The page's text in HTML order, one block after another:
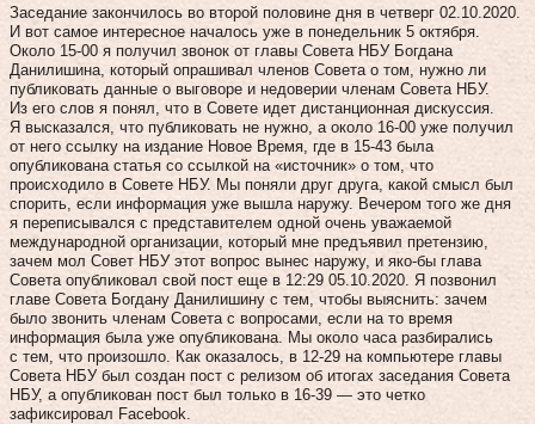
Заседание закончилось во второй половине дня в четверг 02.10.2020.
И вот самое интересное началось уже в понедельник 5 октября.
Около 15-00 я получил звонок от главы Совета НБУ Богдана
Данилишина, который опрашивал членов Совета о том, нужно ли
публиковать данные о выговоре и недоверии членам Совета НБУ.
Из его слов я понял, что в Совете идет дистанционная дискуссия.
Я высказался, что публиковать не нужно, а около 16-00 уже получил
от него ссылку на издание Новое Время, где в 15-43 была
опубликована статья со ссылкой на «источник» о том, что
происходило в Совете НБУ. Мы поняли друг друга, какой смысл был
спорить, если информация уже вышла наружу. Вечером того же дня
я переписывался с представителем одной очень уважаемой
международной организации, который мне предъявил претензию,
зачем мол Совет НБУ этот вопрос вынес наружу, и яко-бы глава
Совета опубликовал свой пост еще в 12:29 05.10.2020. Я позвонил
главе Совета Богдану Данилишину с тем, чтобы выяснить: зачем
было звонить членам Совета с вопросами, если на то время
информация была уже опубликована. Мы около часа разбирались
с тем, что произошло. Как оказалось, в 12-29 на компьютере главы
Совета НБУ был создан пост с релизом об итогах заседания Совета
НБУ, а опубликован пост был только в 16-39 — это четко
зафиксировал Facebook.